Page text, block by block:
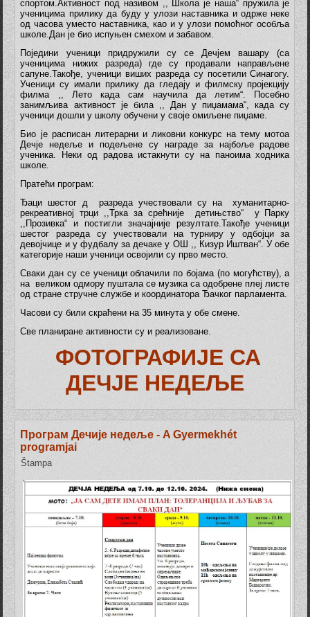
спортом.Активност под називом ,, Школа је наша“ пружила је
ученицима прилику да буду у улози наставника и одрже неке
од часова уместо наставника, као и у улози помоћног особља
школе.Дан је био испуњен смехом и забавом.
Поједини ученици придружили су се Дечјем вашару (са
ученицима нижих разреда) где су продавали направљене
сапуне.Такође, ученици виших разреда су посетили Синагогу.
Ученици су имали прилику да гледају и филмску пројекцију
филма ,, Лето када сам научила да летим“. Посебно
занимљива активност је била ,, Дан у пиџамама“, када су
ученици дошли у школу обучени у своје омиљене пиџаме.
Био је расписан литерарни и ликовни конкурс на тему мотоа
Дечје недеље и подељене су награде за најбоље радове
ученика. Неки од радова истакнути су на паноима ходника
школе.
Пратећи програм:
Ђаци шестог д разреда учествовали су на хуманитарно-
рекреативној трци ,,Трка за срећније детињство“ у Парку
,,Прозивка“ и постигли значајније резултате.Такође ученици
шестог разреда су учествовали на турниру у одбојци за
девојчице и у фудбалу за дечаке у ОШ ,, Кизур Иштван“. У обе
категорије наши ученици освојили су прво место.
Сваки дан су се ученици облачили по бојама (по могућству), а
на великом одмору пуштала се музика са одобрене плеј листе
од стране стручне службе и координатора Ђачког парламента.
Часови су били скраћени на 35 минута у обе смене.
Све планиране активности су и реализоване.
ФОТОГРАФИЈЕ СА
ДЕЧЈЕ НЕДЕЉЕ
Програм Дечиje недеље - A Gyermekhét
programjai
Štampa